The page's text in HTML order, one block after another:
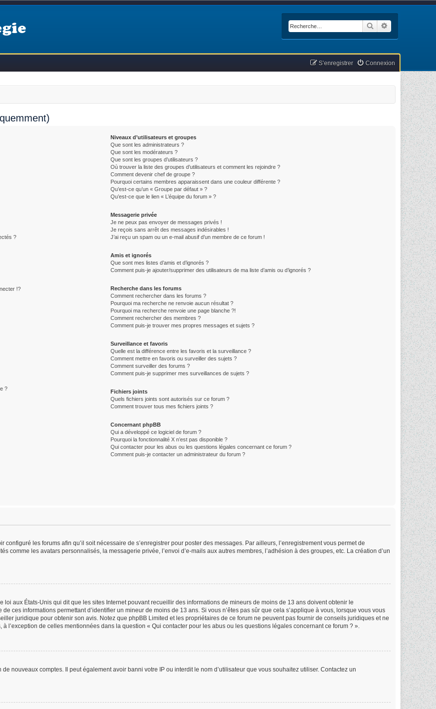
Rechercher
Connexion
S’enregistrer
?
!?
?
Niveaux d’utilisateurs et groupes
Que sont les administrateurs ?
Que sont les modérateurs ?
Que sont les groupes d’utilisateurs ?
Où trouver la liste des groupes d’utilisateurs et comment les rejoindre ?
Comment devenir chef de groupe ?
Pourquoi certains membres apparaissent dans une couleur différente ?
Qu’est-ce qu’un « Groupe par défaut » ?
Qu’est-ce que le lien « L’équipe du forum » ?
Messagerie privée
Je ne peux pas envoyer de messages privés !
Je reçois sans arrêt des messages indésirables !
J’ai reçu un spam ou un e-mail abusif d’un membre de ce forum !
Amis et ignorés
Que sont mes listes d’amis et d’ignorés ?
Comment puis-je ajouter/supprimer des utilisateurs de ma liste d’amis ou d’ignorés ?
Recherche dans les forums
Comment rechercher dans les forums ?
Pourquoi ma recherche ne renvoie aucun résultat ?
Pourquoi ma recherche renvoie une page blanche ?!
Comment rechercher des membres ?
Comment puis-je trouver mes propres messages et sujets ?
Surveillance et favoris
Quelle est la différence entre les favoris et la surveillance ?
Comment mettre en favoris ou surveiller des sujets ?
Comment surveiller des forums ?
Comment puis-je supprimer mes surveillances de sujets ?
Fichiers joints
Quels fichiers joints sont autorisés sur ce forum ?
Comment trouver tous mes fichiers joints ?
Concernant phpBB
Qui a développé ce logiciel de forum ?
Pourquoi la fonctionnalité X n’est pas disponible ?
Qui contacter pour les abus ou les questions légales concernant ce forum ?
Comment puis-je contacter un administrateur du forum ?
configuré les forums afin qu’il soit nécessaire de s’enregistrer pour poster des messages. Par ailleurs, l’enregistrement vous permet de
comme les avatars personnalisés, la messagerie privée, l’envoi d’e-mails aux autres membres, l’adhésion à des groupes, etc. La création d’un
loi aux États-Unis qui dit que les sites Internet pouvant recueillir des informations de mineurs de moins de 13 ans doivent obtenir le
ces informations permettant d’identifier un mineur de moins de 13 ans. Si vous n’êtes pas sûr que cela s’applique à vous, lorsque vous vous
juridique pour obtenir son avis. Notez que phpBB Limited et les propriétaires de ce forum ne peuvent pas fournir de conseils juridiques et ne
l’exception de celles mentionnées dans la question « Qui contacter pour les abus ou les questions légales concernant ce forum ? ».
de nouveaux comptes. Il peut également avoir banni votre IP ou interdit le nom d’utilisateur que vous souhaitez utiliser. Contactez un